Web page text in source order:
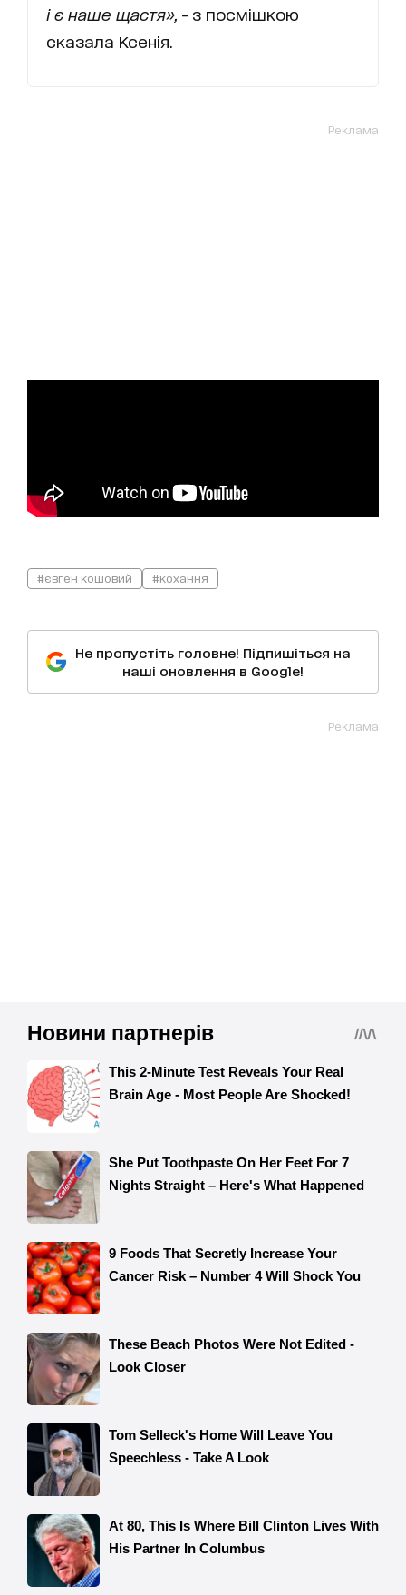
і є наше щастя», - з посмішкою
сказала Ксенія.
Реклама
#євген кошовий #кохання
Не пропустіть головне! Підпишіться на
наші оновлення в Google!
Реклама